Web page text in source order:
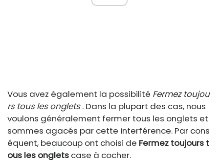
Vous avez également la possibilité Fermez toujou
rs tous les onglets. Dans la plupart des cas, nous
voulons généralement fermer tous les onglets et
sommes agacés par cette interférence. Par cons
équent, beaucoup ont choisi de Fermez toujours t
ous les onglets case à cocher.